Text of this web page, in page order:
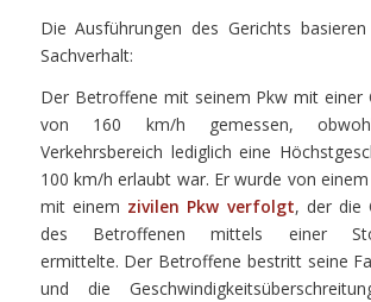
Die Ausführungen des Gerichts
Sachverhalt:
Der Betroffene mit seinem Pkw mit einer
von 160 km/h gemessen,
Verkehrsbereich lediglich eine
100 km/h erlaubt war. Er wurde von
mit einem zivilen Pkw verfolgt, der die
des Betroffenen mittels einer
ermittelte. Der Betroffene bestritt seine
und die